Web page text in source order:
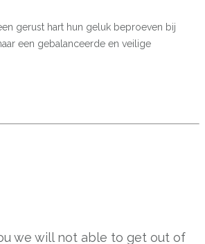
gerust hart hun geluk beproeven bij
een gebalanceerde en veilige
we will not able to get out of